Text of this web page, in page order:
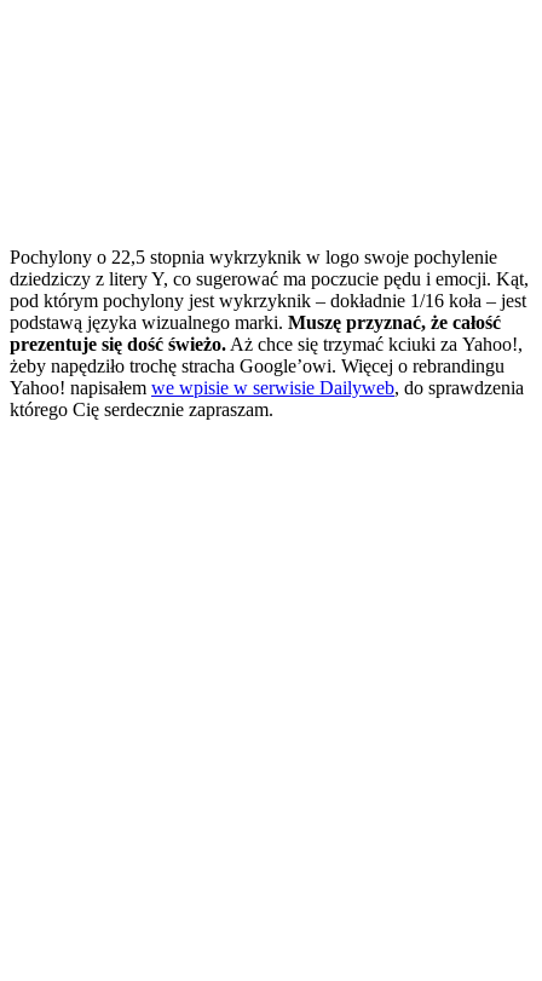
Pochylony o 22,5 stopnia wykrzyknik w logo swoje pochylenie
dziedziczy z litery Y, co sugerować ma poczucie pędu i emocji. Kąt,
pod którym pochylony jest wykrzyknik – dokładnie 1/16 koła – jest
podstawą języka wizualnego marki. Muszę przyznać, że całość
prezentuje się dość świeżo.Aż chce się trzymać kciuki za Yahoo!,
żeby napędziło trochę stracha Google’owi. Więcej o rebrandingu
Yahoo! napisałem we wpisie w serwisie Dailyweb, do sprawdzenia
którego Cię serdecznie zapraszam.